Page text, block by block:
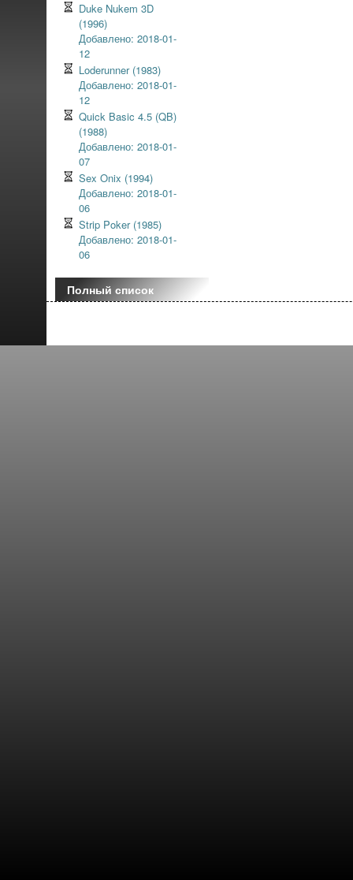
Duke Nukem 3D
(1996)
Добавлено: 2018-01-
12
Loderunner (1983)
Добавлено: 2018-01-
12
Quick Basic 4.5 (QB)
(1988)
Добавлено: 2018-01-
07
Sex Onix (1994)
Добавлено: 2018-01-
06
Strip Poker (1985)
Добавлено: 2018-01-
06
Полный список